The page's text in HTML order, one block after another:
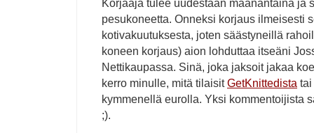
Korjaaja tulee uudestaan maanantaina ja
pesukoneetta. Onneksi korjaus ilmeisesti
kotivakuutuksesta, joten säästyneillä
koneen korjaus) aion lohduttaa itseäni
Nettikaupassa. Sinä, joka jaksoit jakaa
kerro minulle, mitä tilaisitGetKnittedista tai
kymmenellä eurolla. Yksi kommentoijista
;).